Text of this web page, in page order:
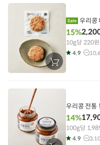
에
장
바
에
15%
10g당 220원
4.9
우리콩 전통
14%
100g당
4.9